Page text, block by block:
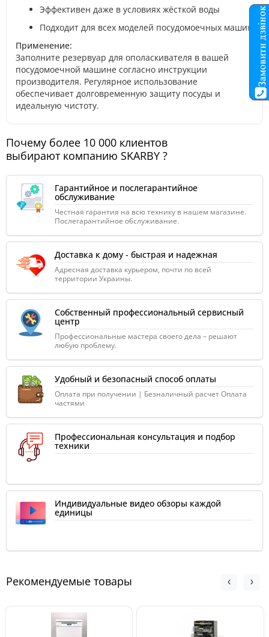
Эффективен даже в условиях жёсткой воды
Подходит для всех моделей посудомоечных машин
Применение:
Заполните резервуар для ополаскивателя в вашей
посудомоечной машине согласно инструкции
производителя. Регулярное использование
обеспечивает долговременную защиту посуды и
идеальную чистоту.
Почему более 10 000 клиентов
выбирают компанию SKARBY ?
Гарантийное и послегарантийное
обслуживание
Честная гарантия на всю технику в нашем магазине.
Послегарантийное обслуживание.
Доставка к дому - быстрая и надежная
Адресная доставка курьером, почти по всей
территории Украины.
Собственный профессиональный сервисный
центр
Профессиональные мастера своего дела – решают
любую проблему.
Удобный и безопасный способ оплаты
Оплата при получении | Безналичный расчет Оплата
частями
Профессиональная консультация и подбор
техники
Индивидуальные видео обзоры каждой
единицы
Рекомендуемые товары